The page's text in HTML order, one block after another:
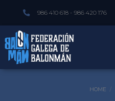
986 410 618 - 986 420 176
HOME